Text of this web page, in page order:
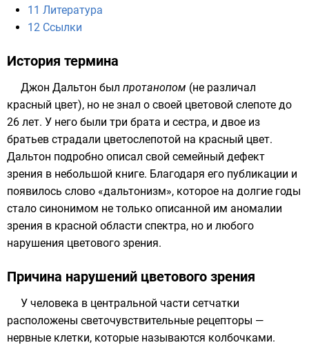
11 Литература
12 Ссылки
История термина
Джон Дальтон был протанопом (не различал
красный цвет), но не знал о своей цветовой слепоте до
26 лет. У него были три брата и сестра, и двое из
братьев страдали цветослепотой на красный цвет.
Дальтон подробно описал свой семейный дефект
зрения в небольшой книге. Благодаря его публикации и
появилось слово «дальтонизм», которое на долгие годы
стало синонимом не только описанной им аномалии
зрения в красной области спектра, но и любого
нарушения цветового зрения.
Причина нарушений цветового зрения
У человека в центральной части сетчатки
расположены светочувствительные рецепторы —
нервные клетки, которые называются колбочками.